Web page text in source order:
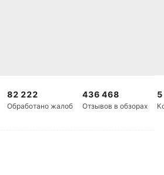
82 222
Обработано жалоб
436 468
Отзывов в обзорах